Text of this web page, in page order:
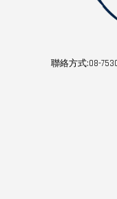
聯絡方式:08-